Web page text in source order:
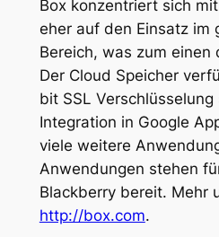
Box konzentriert sich
eher auf den Einsatz im
Bereich, was zum einen
Der Cloud Speicher
bit SSL Verschlüsselung
Integration in Google
viele weitere
Anwendungen stehen
Blackberry bereit. Mehr
http://box.com.